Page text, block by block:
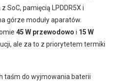
SoC, pamięcią LPDDR5X i
górze moduły aparatów.
45 W przewodowo i 15 W
ale za to z priorytetem termiki
taśm do wyjmowania baterii